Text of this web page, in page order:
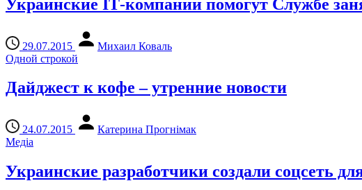
Украинские ІТ-компании помогут Службе
29.07.2015
Михаил Коваль
Одной строкой
Дайджест к кофе – утренние новости
24.07.2015
Катерина Прогнімак
Медіа
Украинские разработчики создали соцсеть